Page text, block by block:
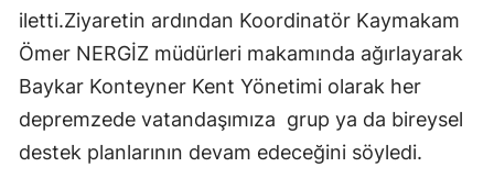
iletti.Ziyaretin ardından Koordinatör Kaymakam
Ömer NERGİZ müdürleri makamında ağırlayarak
Baykar Konteyner Kent Yönetimi olarak her
depremzede vatandaşımıza grup ya da bireysel
destek planlarının devam edeceğini söyledi.